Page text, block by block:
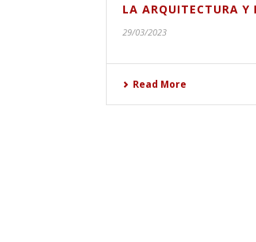
LA ARQUITECTURA Y
29/03/2023
Read More